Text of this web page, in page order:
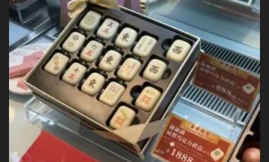
っ
た
ら
市
な
ん
だ
そ
う
な